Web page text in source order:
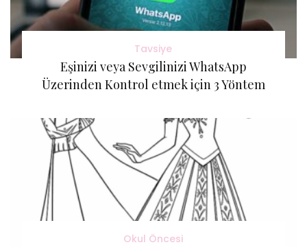
Tavsiye
Eşinizi veya Sevgilinizi WhatsApp
Üzerinden Kontrol etmek için 3 Yöntem
Okul Öncesi